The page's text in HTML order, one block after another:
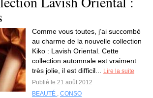
Comme vous toutes, j’ai succombé
au charme de la nouvelle collection
Kiko : Lavish Oriental. Cette
collection automnale est vraiment
très jolie, il est difficil...
Lire la suite
Publié le 21 août 2012
BEAUTÉ , CONSO